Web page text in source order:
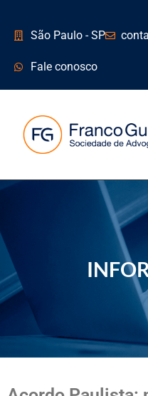
São Paulo - SP
Fale conosco